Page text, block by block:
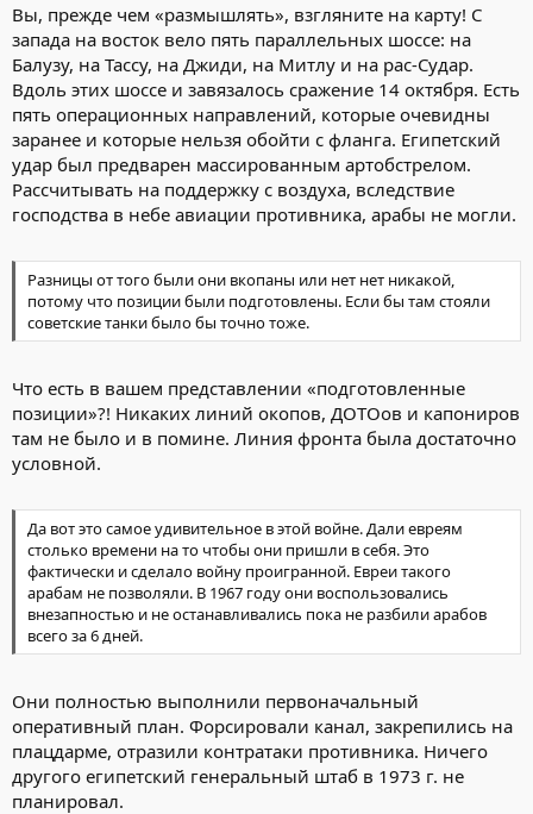
Вы, прежде чем «размышлять», взгляните на карту! С
запада на восток вело пять параллельных шоссе: на
Балузу, на Тассу, на Джиди, на Митлу и на рас-Судар.
Вдоль этих шоссе и завязалось сражение 14 октября. Есть
пять операционных направлений, которые очевидны
заранее и которые нельзя обойти с фланга. Египетский
удар был предварен массированным артобстрелом.
Рассчитывать на поддержку с воздуха, вследствие
господства в небе авиации противника, арабы не могли.
Разницы от того были они вкопаны или нет нет никакой,
потому что позиции были подготовлены. Если бы там стояли
советские танки было бы точно тоже.
Что есть в вашем представлении «подготовленные
позиции»?! Никаких линий окопов, ДОТОов и капониров
там не было и в помине. Линия фронта была достаточно
условной.
Да вот это самое удивительное в этой войне. Дали евреям
столько времени на то чтобы они пришли в себя. Это
фактически и сделало войну проигранной. Евреи такого
арабам не позволяли. В 1967 году они воспользовались
внезапностью и не останавливались пока не разбили арабов
всего за 6 дней.
Они полностью выполнили первоначальный
оперативный план. Форсировали канал, закрепились на
плацдарме, отразили контратаки противника. Ничего
другого египетский генеральный штаб в 1973 г. не
планировал.